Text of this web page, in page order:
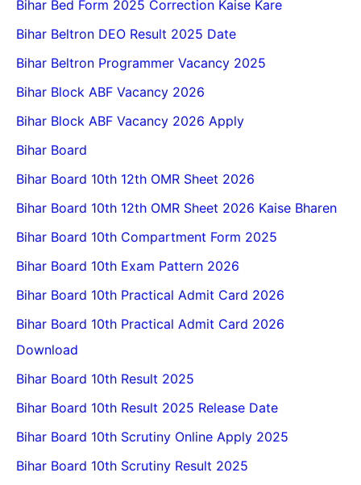
Bihar Bed Form 2025 Correction Kaise Kare
Bihar Beltron DEO Result 2025 Date
Bihar Beltron Programmer Vacancy 2025
Bihar Block ABF Vacancy 2026
Bihar Block ABF Vacancy 2026 Apply
Bihar Board
Bihar Board 10th 12th OMR Sheet 2026
Bihar Board 10th 12th OMR Sheet 2026 Kaise Bharen
Bihar Board 10th Compartment Form 2025
Bihar Board 10th Exam Pattern 2026
Bihar Board 10th Practical Admit Card 2026
Bihar Board 10th Practical Admit Card 2026
Download
Bihar Board 10th Result 2025
Bihar Board 10th Result 2025 Release Date
Bihar Board 10th Scrutiny Online Apply 2025
Bihar Board 10th Scrutiny Result 2025